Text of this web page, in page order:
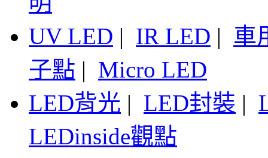
UV LED | IR LED | 車
子點 | Micro LED
LED背光 | LED封裝 |
LEDinside觀點